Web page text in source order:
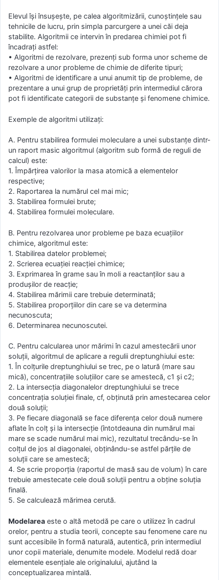
Elevul își însușește, pe calea algoritmizării, cunoștințele sau
tehnicile de lucru, prin simpla parcurgere a unei căi deja
stabilite. Algoritmii ce intervin în predarea chimiei pot fi
încadrați astfel:
• Algoritmi de rezolvare, prezenți sub forma unor scheme de
rezolvare a unor probleme de chimie de diferite tipuri;
• Algoritmi de identificare a unui anumit tip de probleme, de
prezentare a unui grup de proprietăți prin intermediul cărora
pot fi identificate categorii de substanțe și fenomene chimice.
Exemple de algoritmi utilizați:
A. Pentru stabilirea formulei moleculare a unei substanțe dintr-
un raport masic algoritmul (algoritm sub formă de reguli de
calcul) este:
1. Împărțirea valorilor la masa atomică a elementelor
respective;
2. Raportarea la numărul cel mai mic;
3. Stabilirea formulei brute;
4. Stabilirea formulei moleculare.
B. Pentru rezolvarea unor probleme pe baza ecuațiilor
chimice, algoritmul este:
1. Stabilirea datelor problemei;
2. Scrierea ecuației reacției chimice;
3. Exprimarea în grame sau în moli a reactanților sau a
produșilor de reacție;
4. Stabilirea mărimii care trebuie determinată;
5. Stabilirea proporțiilor din care se va determina
necunoscuta;
6. Determinarea necunoscutei.
C. Pentru calcularea unor mărimi în cazul amestecării unor
soluții, algoritmul de aplicare a regulii dreptunghiului este:
1. În colțurile dreptunghiului se trec, pe o latură (mare sau
mică), concentrațiile soluțiilor care se amestecă, c1 și c2;
2. La intersecția diagonalelor dreptunghiului se trece
concentrația soluției finale, cf, obținută prin amestecarea celor
două soluții;
3. Pe fiecare diagonală se face diferența celor două numere
aflate în colț și la intersecție (întotdeauna din numărul mai
mare se scade numărul mai mic), rezultatul trecându-se în
colțul de jos al diagonalei, obținându-se astfel părțile de
soluții care se amestecă;
4. Se scrie proporția (raportul de masă sau de volum) în care
trebuie amestecate cele două soluții pentru a obține soluția
finală.
5. Se calculează mărimea cerută.
Modelarea este o altă metodă pe care o utilizez în cadrul
orelor, pentru a studia teorii, concepte sau fenomene care nu
sunt accesibile în formă naturală, autentică, prin intermediul
unor copii materiale, denumite modele. Modelul redă doar
elementele esențiale ale originalului, ajutând la
conceptualizarea mintală.